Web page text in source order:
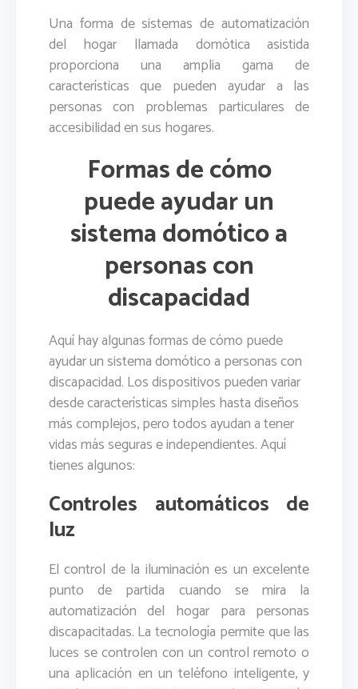
Una forma de sistemas de automatización
del hogar llamada domótica asistida
proporciona una amplia gama de
características que pueden ayudar a las
personas con problemas particulares de
accesibilidad en sus hogares.
Formas de cómo
puede ayudar un
sistema domótico a
personas con
discapacidad
Aquí hay algunas formas de cómo puede
ayudar un sistema domótico a personas con
discapacidad. Los dispositivos pueden variar
desde características simples hasta diseños
más complejos, pero todos ayudan a tener
vidas más seguras e independientes. Aquí
tienes algunos:
Controles automáticos de
luz
El control de la iluminación es un excelente
punto de partida cuando se mira la
automatización del hogar para personas
discapacitadas. La tecnología permite que las
luces se controlen con un control remoto o
una aplicación en un teléfono inteligente, y